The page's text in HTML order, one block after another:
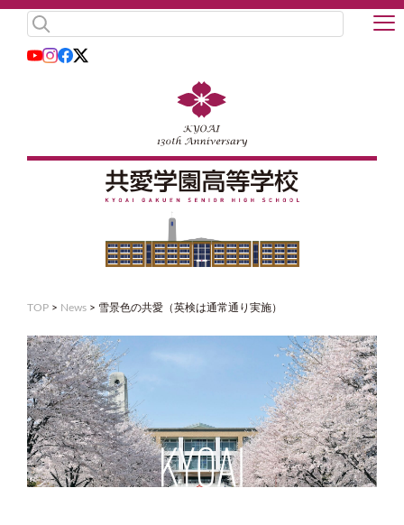
TOP > News > 雪景色の共愛（英検は通常通り実施）